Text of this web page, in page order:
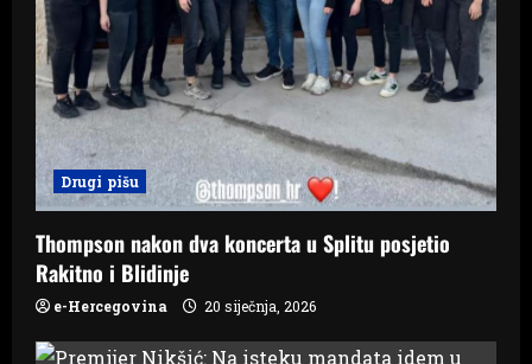
Drugi pišu
Thompson nakon dva koncerta u Splitu posjetio
Rakitno i Blidinje
e-Hercegovina 20 siječnja, 2026